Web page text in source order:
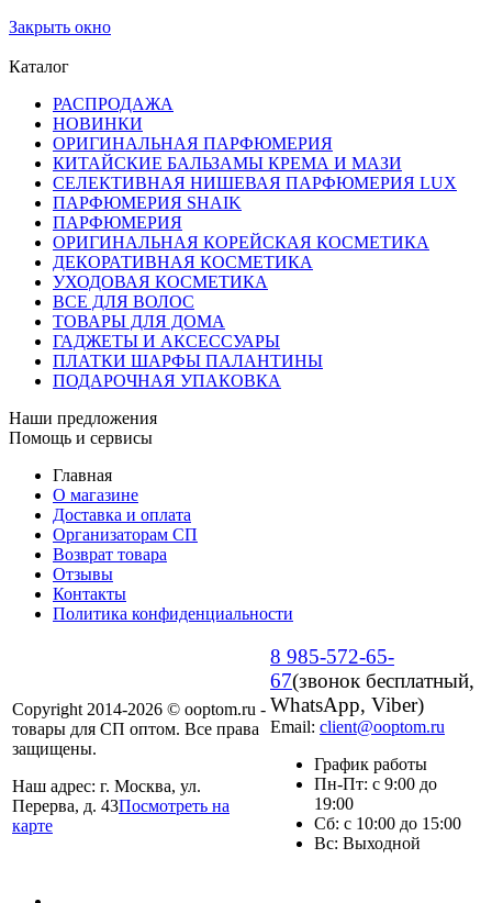
Закрыть окно
Каталог
РАСПРОДАЖА
НОВИНКИ
ОРИГИНАЛЬНАЯ ПАРФЮМЕРИЯ
КИТАЙСКИЕ БАЛЬЗАМЫ КРЕМА И МАЗИ
СЕЛЕКТИВНАЯ НИШЕВАЯ ПАРФЮМЕРИЯ LUX
ПАРФЮМЕРИЯ SHAIK
ПАРФЮМЕРИЯ
ОРИГИНАЛЬНАЯ КОРЕЙСКАЯ КОСМЕТИКА
ДЕКОРАТИВНАЯ КОСМЕТИКА
УХОДОВАЯ КОСМЕТИКА
ВСЕ ДЛЯ ВОЛОС
ТОВАРЫ ДЛЯ ДОМА
ГАДЖЕТЫ И АКСЕССУАРЫ
ПЛАТКИ ШАРФЫ ПАЛАНТИНЫ
ПОДАРОЧНАЯ УПАКОВКА
Наши предложения
Помощь и сервисы
Главная
О магазине
Доставка и оплата
Организаторам СП
Возврат товара
Отзывы
Контакты
Политика конфиденциальности
Copyright 2014-2026 © ooptom.ru -
товары для СП оптом. Все права
защищены.
Наш адрес: г. Москва, ул.
Перерва, д. 43Посмотреть на
карте
8 985-572-65-
67(звонок бесплатный,
WhatsApp, Viber)
Email: client@ooptom.ru
График работы
Пн-Пт: с 9:00 до
19:00
Сб: с 10:00 до 15:00
Вс: Выходной